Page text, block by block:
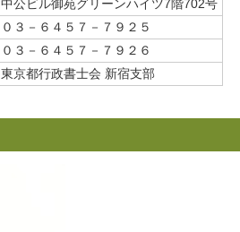
中公ビル御苑グリーンハイツ7階702号
０３－６４５７－７９２５
０３－６４５７－７９２６
東京都行政書士会 新宿支部